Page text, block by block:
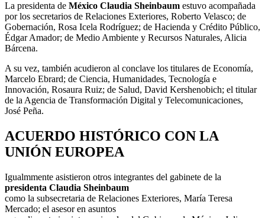
La presidenta de México Claudia Sheinbaum estuvo acompañada
por los secretarios de Relaciones Exteriores, Roberto Velasco; de
Gobernación, Rosa Icela Rodríguez; de Hacienda y Crédito Público,
Édgar Amador; de Medio Ambiente y Recursos Naturales, Alicia
Bárcena.
A su vez, también acudieron al conclave los titulares de Economía,
Marcelo Ebrard; de Ciencia, Humanidades, Tecnología e
Innovación, Rosaura Ruiz; de Salud, David Kershenobich; el titular
de la Agencia de Transformación Digital y Telecomunicaciones,
José Peña.
ACUERDO HISTÓRICO CON LA
UNIÓN EUROPEA
Igualmmente asistieron otros integrantes del gabinete de la
presidenta Claudia Sheinbaum
como la subsecretaria de Relaciones Exteriores, María Teresa
Mercado; el asesor en asuntos